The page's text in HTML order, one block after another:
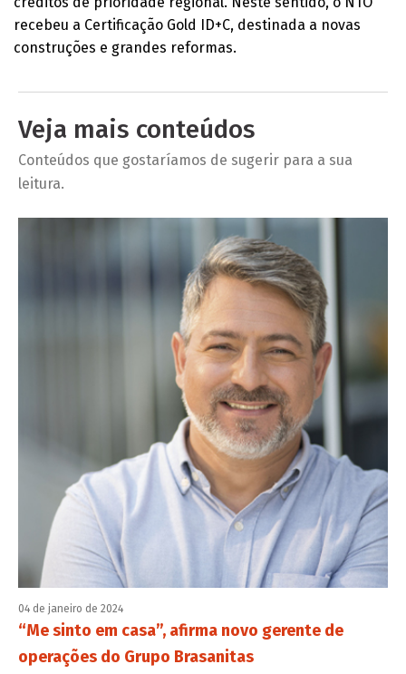
recebeu a Certificação Gold ID+C, destinada a novas
construções e grandes reformas.
Veja mais conteúdos
Conteúdos que gostaríamos de sugerir para a sua
leitura.
04 de janeiro de 2024
“Me sinto em casa”, afirma novo gerente de
operações do Grupo Brasanitas